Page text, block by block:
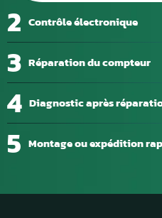
2 Contrôle électronique
3 Réparation du compteur
4 Diagnostic après
5 Montage ou expédition